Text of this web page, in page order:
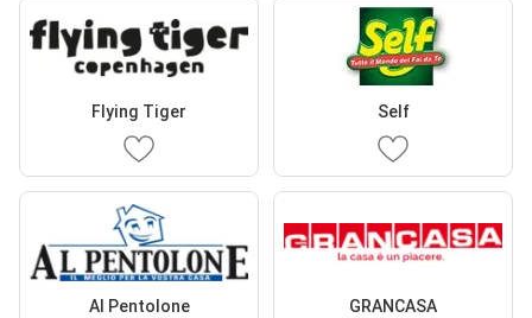
Flying Tiger Self
Al Pentolone GRANCASA